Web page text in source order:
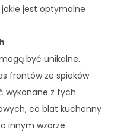
jest optymalne
być unikalne.
frontów ze spieków
wykonane z tych
co blat kuchenny
innym wzorze.